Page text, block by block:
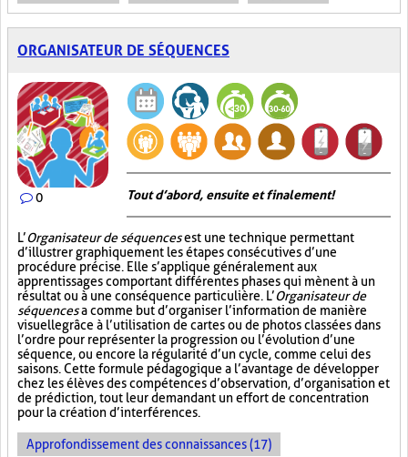
ORGANISATEUR DE SÉQUENCES
0 Tout d’abord, ensuite et finalement!
L’Organisateur de séquencesest une technique permettant
d’illustrer graphiquement les étapes consécutives d’une
procédure précise. Elle s’applique généralement aux
apprentissages comportant différentes phases qui mènent à un
résultat ou à une conséquence particulière. L’Organisateur de
séquencesa comme but d’organiser l’information de manière
visuellegrâce à l’utilisation de cartes ou de photos classées dans
l’ordre pour représenter la progression ou l’évolution d’une
séquence, ou encore la régularité d’un cycle, comme celui des
saisons. Cette formule pédagogique a l’avantage de développer
chez les élèves des compétences d’observation, d’organisation et
de prédiction, tout leur demandant un effort de concentration
pour la création d’interférences.
Approfondissement des connaissances (17)